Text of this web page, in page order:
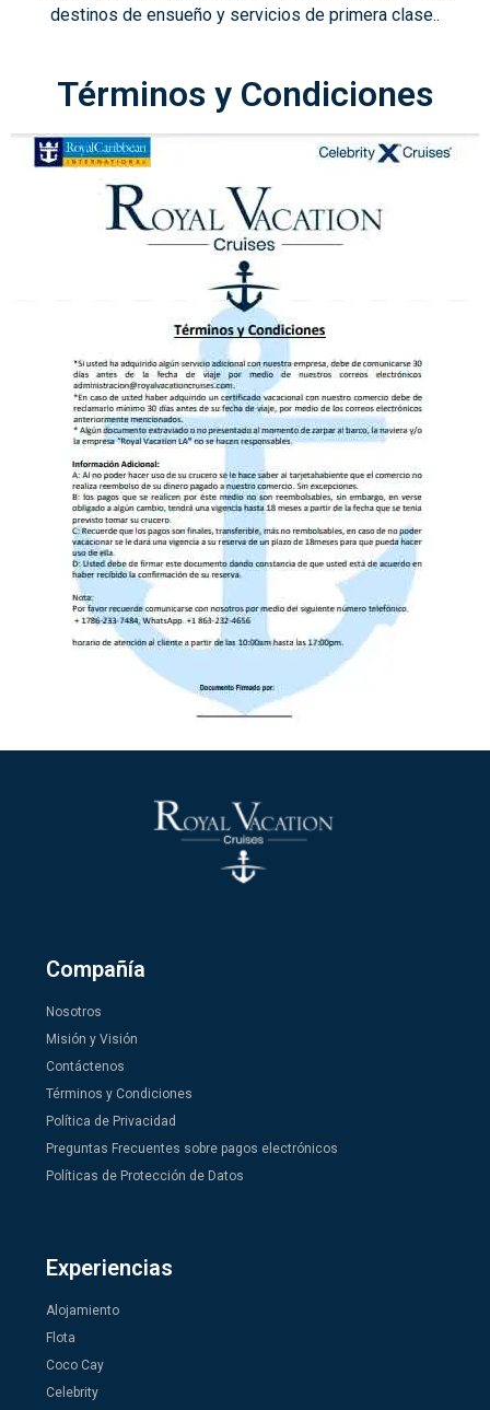
destinos de ensueño y servicios de primera clase..
Términos y Condiciones
Compañía
Nosotros
Misión y Visión
Contáctenos
Términos y Condiciones
Política de Privacidad
Preguntas Frecuentes sobre pagos electrónicos
Políticas de Protección de Datos
Experiencias
Alojamiento
Flota
Coco Cay
Celebrity